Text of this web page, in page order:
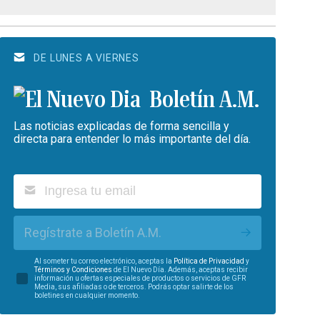
DE LUNES A VIERNES
Boletín A.M.
Las noticias explicadas de forma sencilla y
directa para entender lo más importante del día.
Regístrate a Boletín A.M.
Al someter tu correo electrónico, aceptas la Política de Privacidad y
Términos y Condiciones de El Nuevo Día. Además, aceptas recibir
información u ofertas especiales de productos o servicios de GFR
Media, sus afiliadas o de terceros. Podrás optar salirte de los
boletines en cualquier momento.